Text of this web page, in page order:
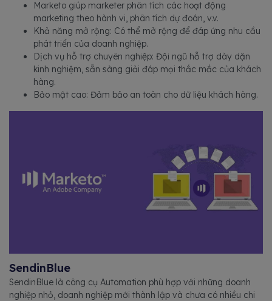
Marketo giúp marketer phân tích các hoạt động
marketing theo hành vi, phân tích dự đoán, v.v.
Khả năng mở rộng: Có thể mở rộng để đáp ứng nhu cầu
phát triển của doanh nghiệp.
Dịch vụ hỗ trợ chuyên nghiệp: Đội ngũ hỗ trợ dày dặn
kinh nghiệm, sẵn sàng giải đáp mọi thắc mắc của khách
hàng.
Bảo mật cao: Đảm bảo an toàn cho dữ liệu khách hàng.
SendinBlue
SendinBlue là công cụ Automation phù hợp với những doanh
nghiệp nhỏ, doanh nghiệp mới thành lập và chưa có nhiều chi